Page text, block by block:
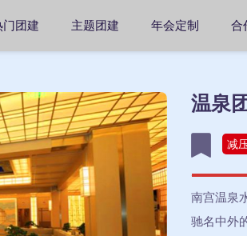
门团建 主题团建 年会定制 合
温泉
减
南宫温泉
驰名中外